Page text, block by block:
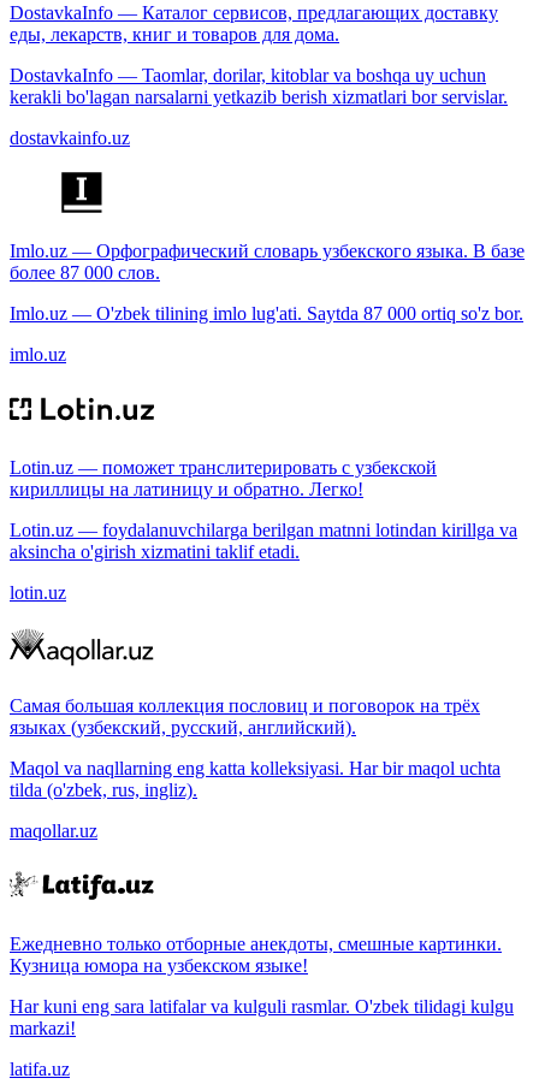
DostavkaInfo — Каталог сервисов, предлагающих доставку
еды, лекарств, книг и товаров для дома.
DostavkaInfo — Taomlar, dorilar, kitoblar va boshqa uy uchun
kerakli bo'lagan narsalarni yetkazib berish xizmatlari bor servislar.
dostavkainfo.uz
Imlo.uz — Орфографический словарь узбекского языка. В базе
более 87 000 слов.
Imlo.uz — O'zbek tilining imlo lug'ati. Saytda 87 000 ortiq so'z bor.
imlo.uz
Lotin.uz — поможет транслитерировать с узбекской
кириллицы на латиницу и обратно. Легко!
Lotin.uz — foydalanuvchilarga berilgan matnni lotindan kirillga va
aksincha o'girish xizmatini taklif etadi.
lotin.uz
Самая большая коллекция пословиц и поговорок на трёх
языках (узбекский, русский, английский).
Maqol va naqllarning eng katta kolleksiyasi. Har bir maqol uchta
tilda (o'zbek, rus, ingliz).
maqollar.uz
Ежедневно только отборные анекдоты, смешные картинки.
Кузница юмора на узбекском языке!
Har kuni eng sara latifalar va kulguli rasmlar. O'zbek tilidagi kulgu
markazi!
latifa.uz